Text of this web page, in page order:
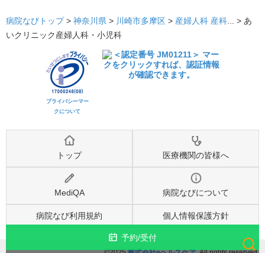
予約/受付
病院なびトップ > 神奈川県 > 川崎市多摩区 > 産婦人科 産科... > あ
いクリニック産婦人科・小児科
プライバシーマー
クについて
トップ 医療機関の皆様へ
MediQA 病院なびについて
病院なび利用規約 個人情報保護方針